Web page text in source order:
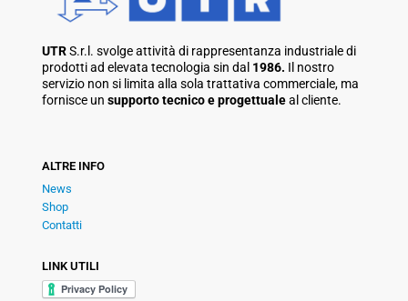
UTRS.r.l. svolge attività di rappresentanza industriale di
prodotti ad elevata tecnologia sin dal 1986. Il nostro
servizio non si limita alla sola trattativa commerciale, ma
fornisce un supporto tecnico e progettualeal cliente.
ALTRE INFO
News
Shop
Contatti
LINK UTILI